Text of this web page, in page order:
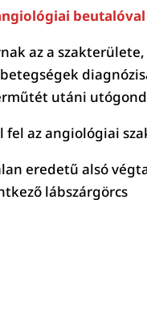
az a
utáni
az angiológiai
eredetű alsó
lábszárgörcs